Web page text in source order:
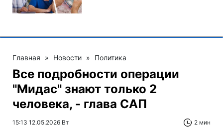
Главная » Новости » Политика
Все подробности операции
"Мидас" знают только 2
человека, - глава САП
15:13 12.05.2026 Вт 2 мин